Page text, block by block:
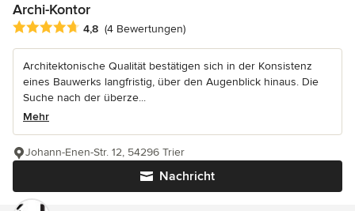
Archi-Kontor
Durchschnittliche Bewertung: 4.8 von 5 Sternen
4,8 (4 Bewertungen)
Architektonische Qualität bestätigen sich in der Konsistenz
eines Bauwerks langfristig, über den Augenblick hinaus. Die
Suche nach der überze...
Mehr
Nachricht
Johann-Enen-Str. 12, 54296 Trier